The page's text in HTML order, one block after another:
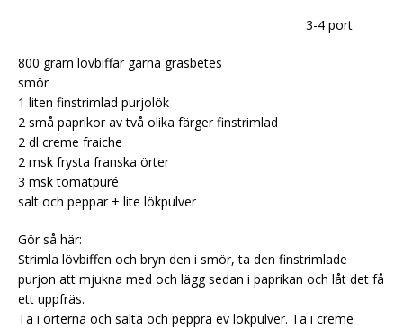
3-4 port
800 gram lövbiffar gärna gräsbetes
smör
1 liten finstrimlad purjolök
2 små paprikor av två olika färger finstrimlad
2 dl creme fraiche
2 msk frysta franska örter
3 msk tomatpuré
salt och peppar + lite lökpulver
Gör så här:
Strimla lövbiffen och bryn den i smör, ta den finstrimlade
purjon att mjukna med och lägg sedan i paprikan och låt det få
ett uppfräs.
Ta i örterna och salta och peppra ev lökpulver. Ta i creme